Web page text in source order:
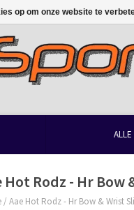
ALLE
Hot Rodz - Hr Bow
/ Aae Hot Rodz - Hr Bow & Wrist
op om onze website te